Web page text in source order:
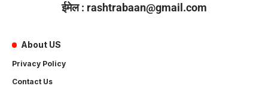
ईमेल : rashtrabaan@gmail.com
About US
Privacy Policy
Contact Us